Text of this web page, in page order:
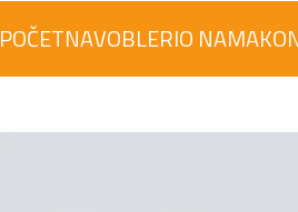
POČETNAVOBLERIO NAMA